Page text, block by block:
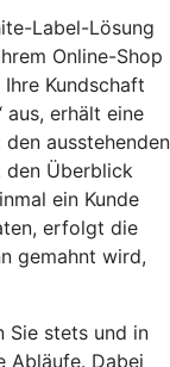
Label-Lösung
Online-Shop
Kundschaft
aus, erhält eine
ausstehenden
den Überblick
ein Kunde
erfolgt die
gemahnt wird,
Sie stets und in
Abläufe. Dabei